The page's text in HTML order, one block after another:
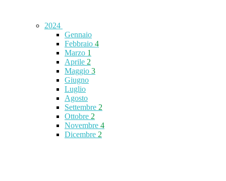
2024
Gennaio
Febbraio 4
Marzo 1
Aprile 2
Maggio 3
Giugno
Luglio
Agosto
Settembre 2
Ottobre 2
Novembre 4
Dicembre 2